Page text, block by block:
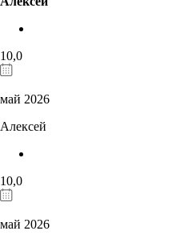
10,0
май 2026
Алексей
10,0
май 2026